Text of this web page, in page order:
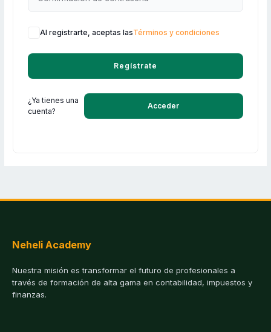
Al registrarte, aceptas lasTérminos y condiciones
Regístrate
¿Ya tienes una
cuenta?
Acceder
Neheli Academy
Nuestra misión es transformar el futuro de profesionales a
través de formación de alta gama en contabilidad, impuestos y
finanzas.